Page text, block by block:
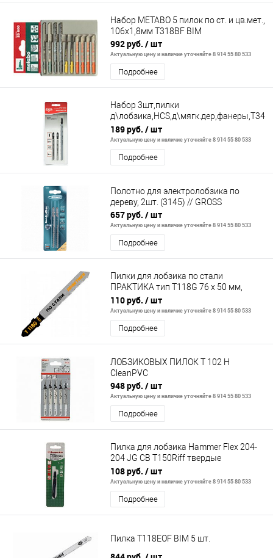
Набор METABO 5 пилок по ст. и цв.мет.,
106х1,8мм T318BF BIM
992 руб. / шт
Актуальную цену и наличие уточняйте 8 914 55 80 533
Подробнее
Набор 3шт,пилки
135мм,2хT101B-75мм
189 руб. / шт
Актуальную цену и наличие уточняйте 8 914 55 80 533
Подробнее
Полотно для электролобзика по
дереву, 2шт. (3145) // GROSS
657 руб. / шт
Актуальную цену и наличие уточняйте 8 914 55 80 533
Подробнее
Пилки для лобзика по стали
ПРАКТИКА тип T118G 76 х 50 мм,
чистый рез, HSS (2шт.)
110 руб. / шт
Актуальную цену и наличие уточняйте 8 914 55 80 533
Подробнее
ЛОБЗИКОВЫХ ПИЛОК T 102 H
CleanPVC
948 руб. / шт
Актуальную цену и наличие уточняйте 8 914 55 80 533
Подробнее
Пилка для лобзика Hammer Flex 204-
204 JG CB T150Riff твердые
материалы, 75мм, Тип C, 50CS+YG8
108 руб. / шт
Актуальную цену и наличие уточняйте 8 914 55 80 533
Подробнее
Пилка T118EOF BIM 5 шт.